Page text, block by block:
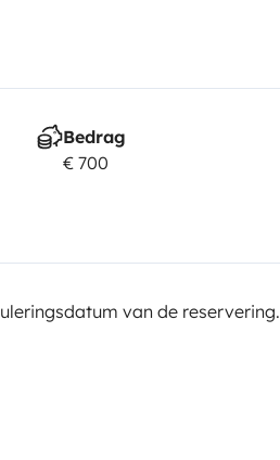
Bedrag
€ 700
van de reservering.